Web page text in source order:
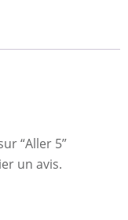
“Aller 5”
un avis.